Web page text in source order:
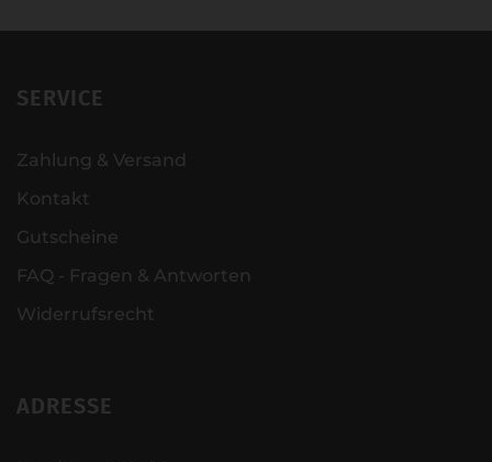
SERVICE
Zahlung & Versand
Kontakt
Gutscheine
FAQ - Fragen & Antworten
Widerrufsrecht
ADRESSE